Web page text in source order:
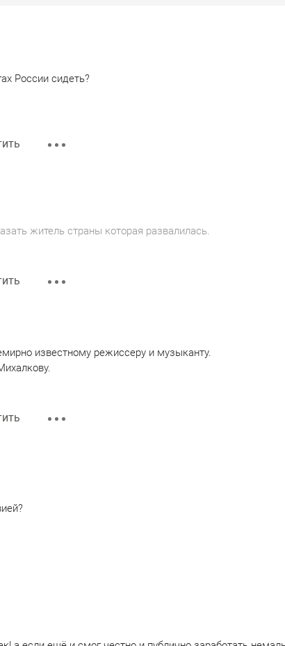
России сидеть?
житель страны которая развалилась.
известному режиссеру и музыканту.